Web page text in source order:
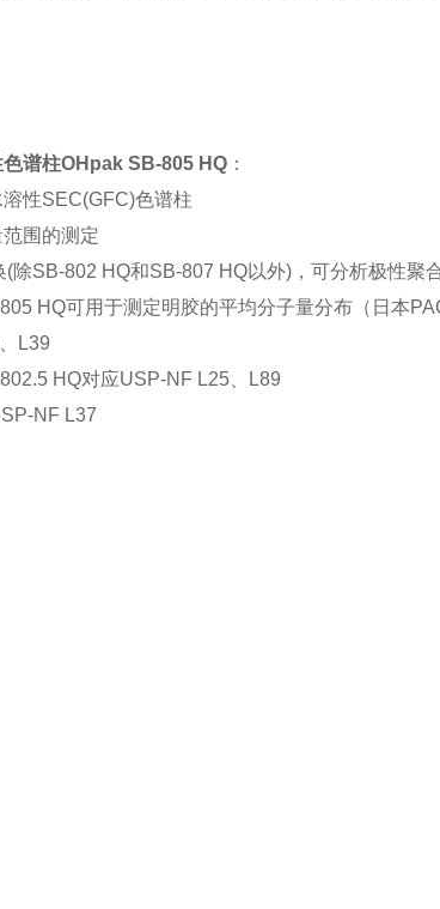
谱柱OHpak SB-805 HQ：
性SEC(GFC)色谱柱
围的测定
除SB-802 HQ和SB-807 HQ以外)，可分析极性聚
HQ可用于测定明胶的平均分子量分布（日本
L39
HQ对应USP-NF L25、L89
NF L37